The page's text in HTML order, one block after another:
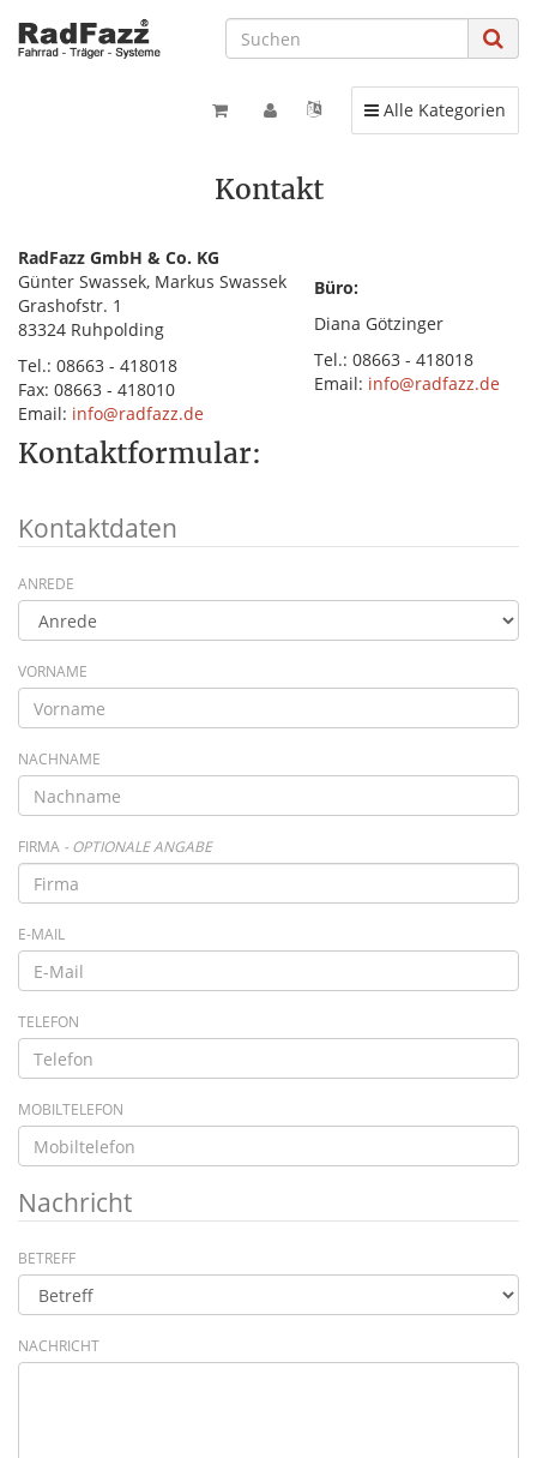
Toggle navigation
Alle Kategorien
Kontakt
RadFazz GmbH & Co. KG
Günter Swassek, Markus Swassek
Grashofstr. 1
83324 Ruhpolding
Tel.: 08663 - 418018
Fax: 08663 - 418010
Email: info@radfazz.de
Büro:
Diana Götzinger
Tel.: 08663 - 418018
Email: info@radfazz.de
Kontaktformular:
Kontaktdaten
ANREDE
VORNAME
NACHNAME
FIRMA - OPTIONALE ANGABE
E-MAIL
TELEFON
MOBILTELEFON
Nachricht
BETREFF
NACHRICHT